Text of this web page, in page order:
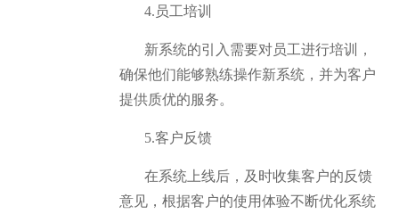
4.员工培训
新系统的引入需要对员工进行培训，
确保他们能够熟练操作新系统，并为客户
提供质优的服务。
5.客户反馈
在系统上线后，及时收集客户的反馈
意见，根据客户的使用体验不断优化系统